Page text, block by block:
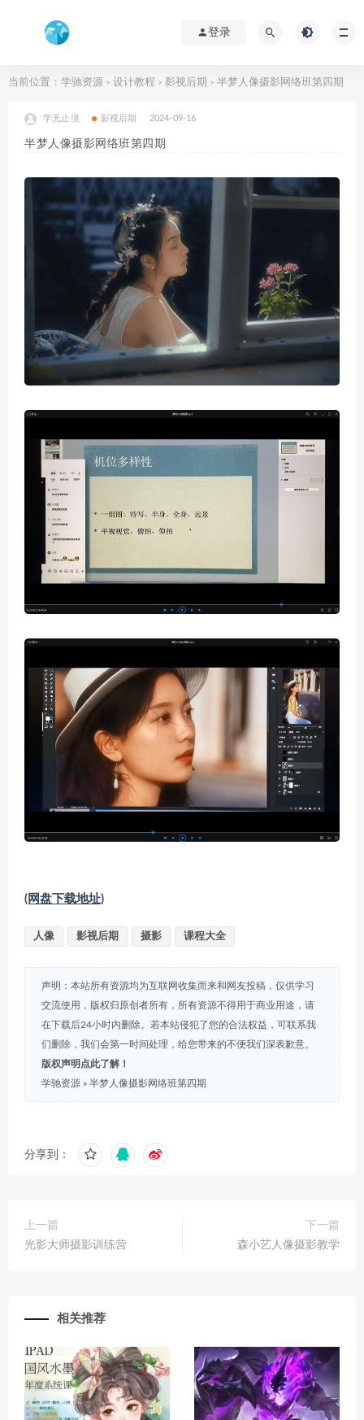
登录
当前位置： 学驰资源 > 设计教程 > 影视后期 > 半梦人像摄影网络班第四期
学无止境 影视后期 2024-09-16
半梦人像摄影网络班第四期
(网盘下载地址)
人像 影视后期 摄影 课程大全
声明：本站所有资源均为互联网收集而来和网友投稿，仅供学习
交流使用，版权归原创者所有，所有资源不得用于商业用途，请
在下载后24小时内删除。若本站侵犯了您的合法权益，可联系我
们删除，我们会第一时间处理，给您带来的不便我们深表歉意。
版权声明点此了解！
学驰资源 » 半梦人像摄影网络班第四期
分享到：
上一篇
光影大师摄影训练营
下一篇
森小艺人像摄影教学
相关推荐